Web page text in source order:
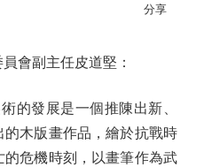
分享
會副主任皮道堅：
發展是一個推陳出新、
木版畫作品，繪於抗戰時
危機時刻，以畫筆作為武